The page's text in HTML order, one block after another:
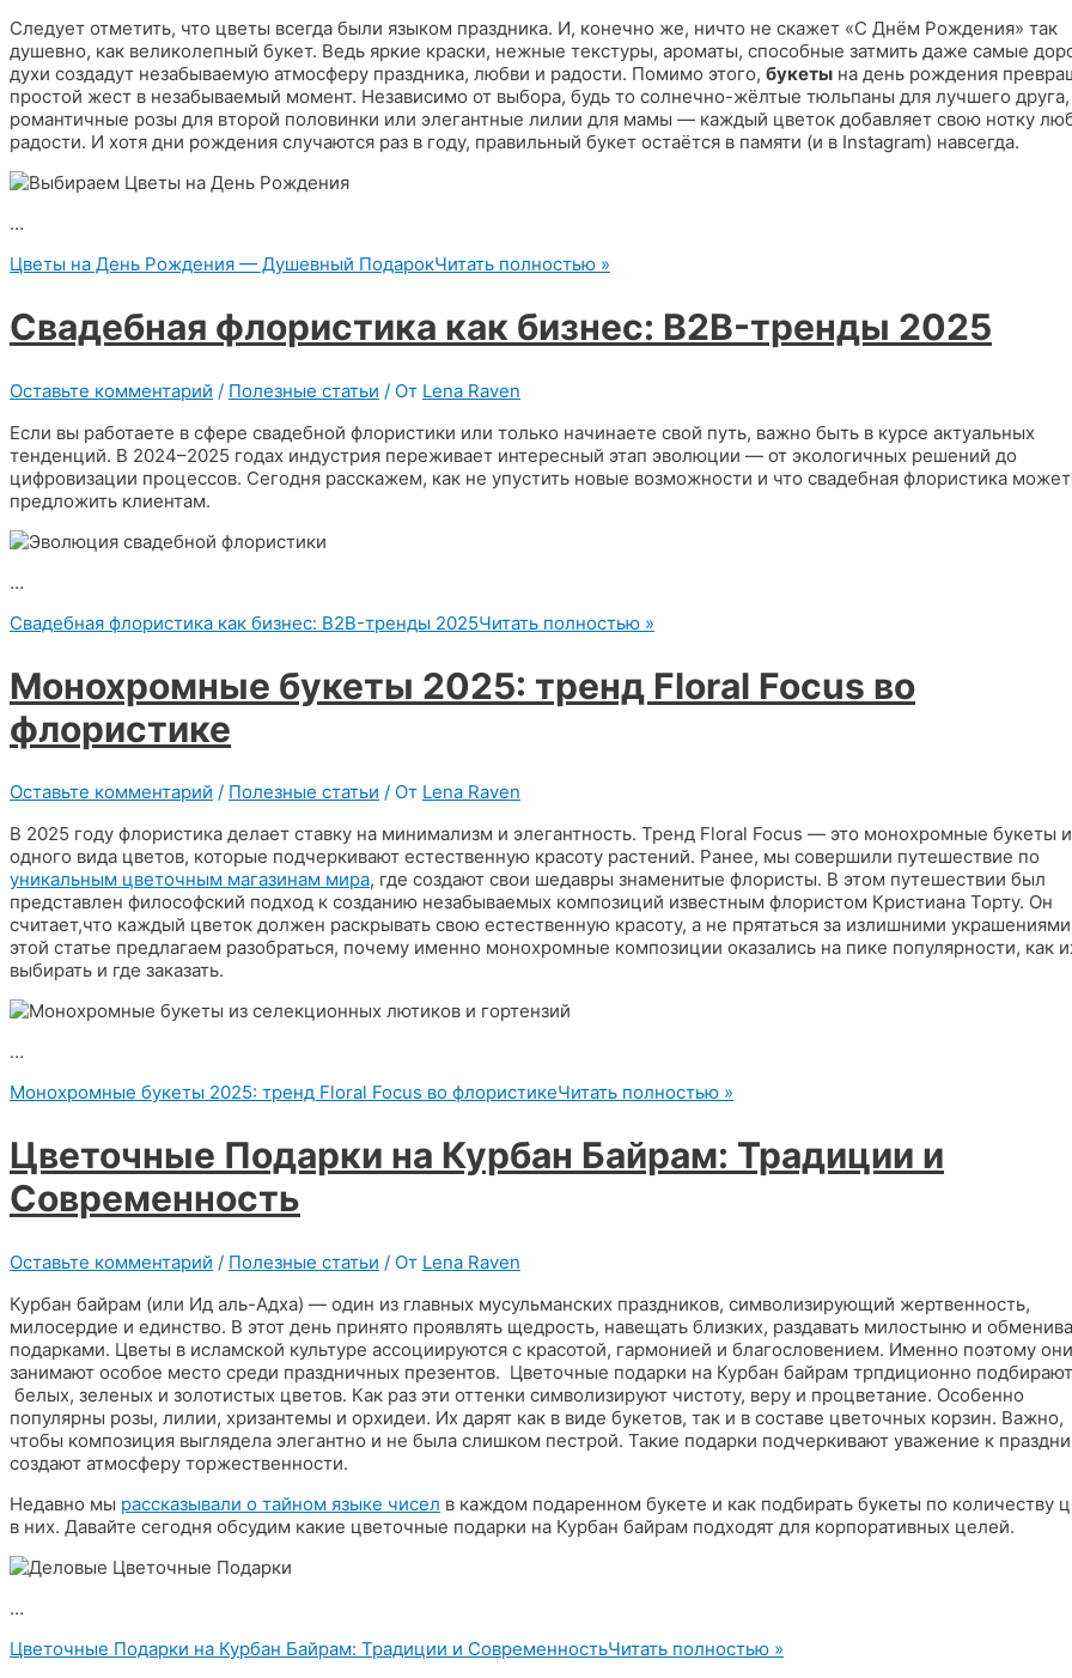
Следует отметить, что цветы всегда были языком праздника. И, конечно же, ничто не скажет «С Днём Рождения» так
душевно, как великолепный букет. Ведь яркие краски, нежные текстуры, ароматы, способные затмить даже самые
духи создадут незабываемую атмосферу праздника, любви и радости. Помимо этого, букеты на день рождения
простой жест в незабываемый момент. Независимо от выбора, будь то солнечно-жёлтые тюльпаны для лучшего друга,
романтичные розы для второй половинки или элегантные лилии для мамы — каждый цветок добавляет свою нотку
радости. И хотя дни рождения случаются раз в году, правильный букет остаётся в памяти (и в Instagram) навсегда.
…
Цветы на День Рождения — Душевный ПодарокЧитать полностью »
Свадебная флористика как бизнес: B2B-тренды 2025
Оставьте комментарий / Полезные статьи / От Lena Raven
Если вы работаете в сфере свадебной флористики или только начинаете свой путь, важно быть в курсе актуальных
тенденций. В 2024–2025 годах индустрия переживает интересный этап эволюции — от экологичных решений до
цифровизации процессов. Сегодня расскажем, как не упустить новые возможности и что свадебная флористика может
предложить клиентам.
…
Свадебная флористика как бизнес: B2B-тренды 2025Читать полностью »
Монохромные букеты 2025: тренд Floral Focus во
флористике
Оставьте комментарий / Полезные статьи / От Lena Raven
В 2025 году флористика делает ставку на минимализм и элегантность. Тренд Floral Focus — это монохромные букеты
одного вида цветов, которые подчеркивают естественную красоту растений. Ранее, мы совершили путешествие по
уникальным цветочным магазинам мира, где создают свои шедавры знаменитые флористы. В этом путешествии был
представлен философский подход к созданию незабываемых композиций известным флористом Кристиана Торту. Он
считает,что каждый цветок должен раскрывать свою естественную красоту, а не прятаться за излишними
этой статье предлагаем разобраться, почему именно монохромные композиции оказались на пике популярности, как
выбирать и где заказать.
…
Монохромные букеты 2025: тренд Floral Focus во флористикеЧитать полностью »
Цветочные Подарки на Курбан Байрам: Традиции и
Современность
Оставьте комментарий / Полезные статьи / От Lena Raven
Курбан байрам (или Ид аль-Адха) — один из главных мусульманских праздников, символизирующий жертвенность,
милосердие и единство. В этот день принято проявлять щедрость, навещать близких, раздавать милостыню и
подарками. Цветы в исламской культуре ассоциируются с красотой, гармонией и благословением. Именно поэтому они
занимают особое место среди праздничных презентов. Цветочные подарки на Курбан байрам трпдиционно
белых, зеленых и золотистых цветов. Как раз эти оттенки символизируют чистоту, веру и процветание. Особенно
популярны розы, лилии, хризантемы и орхидеи. Их дарят как в виде букетов, так и в составе цветочных корзин. Важно,
чтобы композиция выглядела элегантно и не была слишком пестрой. Такие подарки подчеркивают уважение к
создают атмосферу торжественности.
Недавно мы рассказывали о тайном языке чисел в каждом подаренном букете и как подбирать букеты по количеству
в них. Давайте сегодня обсудим какие цветочные подарки на Курбан байрам подходят для корпоративных целей.
…
Цветочные Подарки на Курбан Байрам: Традиции и СовременностьЧитать полностью »